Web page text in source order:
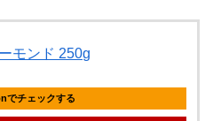
モンド 250g
でチェックする